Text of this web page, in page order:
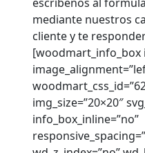
mediante nuestros
cliente y te
[woodmart_info_box
img_size=”20×20″
info_box_inline=”no”